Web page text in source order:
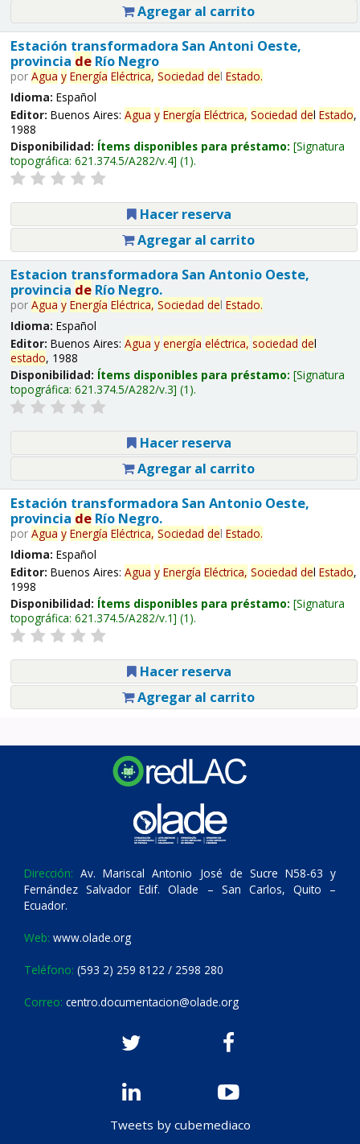
Agregar al carrito
Estación transformadora San Antoni Oeste,
provincia deRío Negro
por Agua y Energía Eléctrica, Sociedad del Estado.
Idioma: Español
Editor: Buenos Aires: Agua y Energía Eléctrica, Sociedad del Estado,
1988
Disponibilidad: Ítems disponibles para préstamo: Signatura
topográfica: 621.374.5/A282/v.4 (1).
Hacer reserva
Agregar al carrito
Estacion transformadora San Antonio Oeste,
provincia deRío Negro.
por Agua y Energía Eléctrica, Sociedad del Estado.
Idioma: Español
Editor: Buenos Aires: Agua y energía eléctrica, sociedad del
estado, 1988
Disponibilidad: Ítems disponibles para préstamo: Signatura
topográfica: 621.374.5/A282/v.3 (1).
Hacer reserva
Agregar al carrito
Estación transformadora San Antonio Oeste,
provincia deRío Negro.
por Agua y Energía Eléctrica, Sociedad del Estado.
Idioma: Español
Editor: Buenos Aires: Agua y Energía Eléctrica, Sociedad del Estado,
1998
Disponibilidad: Ítems disponibles para préstamo: Signatura
topográfica: 621.374.5/A282/v.1 (1).
Hacer reserva
Agregar al carrito
Dirección: Av. Mariscal Antonio José de Sucre N58-63 y
Fernández Salvador Edif. Olade – San Carlos, Quito –
Ecuador.
Web: www.olade.org
Teléfono: (593 2) 259 8122 / 2598 280
Correo: centro.documentacion@olade.org
Tweets by cubemediaco